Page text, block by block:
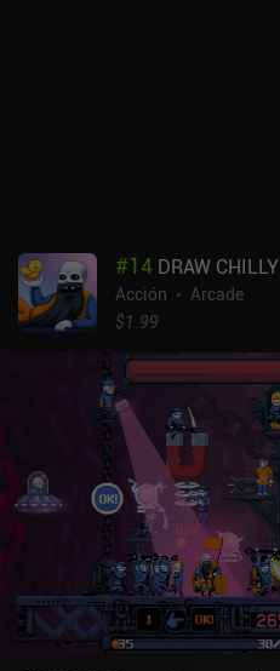
#14 DRAW CHILLY
Acción
Arcade
$1.99